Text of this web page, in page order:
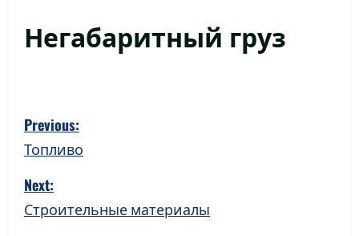
Негабаритный груз
P
o
s
t
Previous:
Топливо
Next:
Строительные материалы